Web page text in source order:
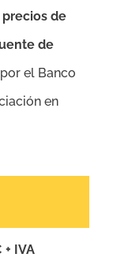
precios de
de
el Banco
en
IVA